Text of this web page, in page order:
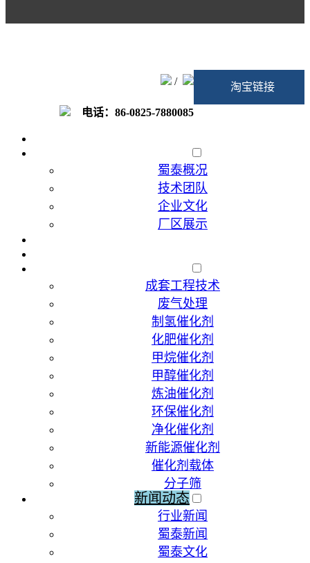
淘宝链接
/
电话：86-0825-7880085
蜀泰概况
技术团队
企业文化
厂区展示
成套工程技术
废气处理
制氢催化剂
化肥催化剂
甲烷催化剂
甲醇催化剂
炼油催化剂
环保催化剂
净化催化剂
新能源催化剂
催化剂载体
分子筛
新闻动态
行业新闻
蜀泰新闻
蜀泰文化